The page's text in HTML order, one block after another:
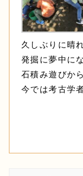
久しぶりに晴
発掘に夢中に
石積み遊びか
今では考古学